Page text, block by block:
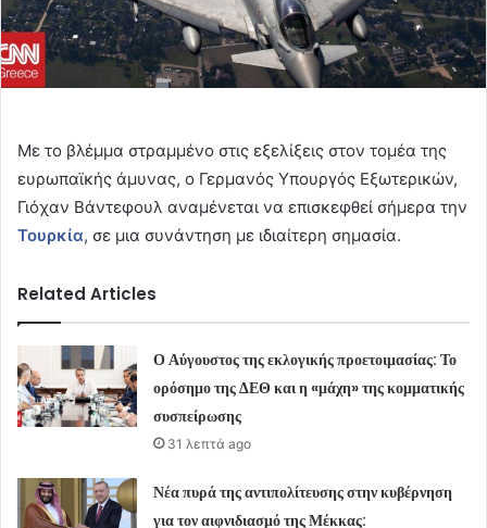
Με το βλέμμα στραμμένο στις εξελίξεις στον τομέα της
ευρωπαϊκής άμυνας, ο Γερμανός Υπουργός Εξωτερικών,
Γιόχαν Βάντεφουλ αναμένεται να επισκεφθεί σήμερα την
Τουρκία, σε μια συνάντηση με ιδιαίτερη σημασία.
Related Articles
Ο Αύγουστος της εκλογικής προετοιμασίας: Το
ορόσημο της ΔΕΘ και η «μάχη» της κομματικής
συσπείρωσης
31 λεπτά ago
Νέα πυρά της αντιπολίτευσης στην κυβέρνηση
για τον αιφνιδιασμό της Μέκκας: